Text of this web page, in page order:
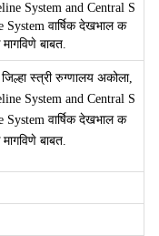
System and Central S
वार्षिक देखभाल क
बाबत.
जिल्हा स्त्री रुग्णालय अकोला,
System and Central S
वार्षिक देखभाल क
बाबत.